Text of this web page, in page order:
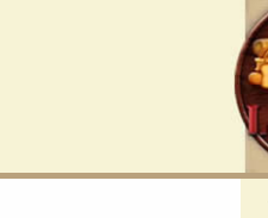
Panneau de gestion des cookies